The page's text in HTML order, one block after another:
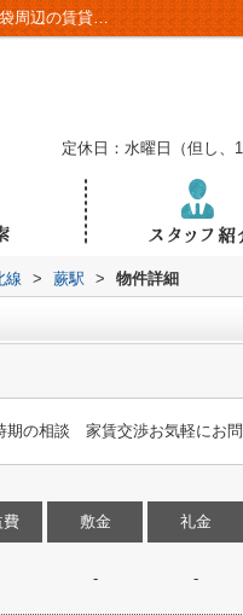
川口市大字芝の賃貸物件｜敷金礼金不要 洗面台 フローリング 礼金不要 敷金不要｜池袋周辺の賃貸物件のことなら｜VERUS
定休日：水曜日（但し、
線 > 蕨駅 > 物件詳細
期の相談 家賃交渉お気軽にお
費 敷金
-
礼金
-